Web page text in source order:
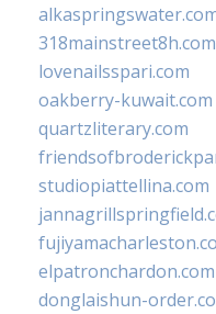
318mainstreet8h.com
lovenailsspari.com
oakberry-kuwait.com
quartzliterary.com
studiopiattellina.com
elpatronchardon.com
donglaishun-